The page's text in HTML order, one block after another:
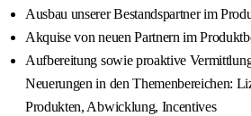
Ausbau unserer Bestandspartner im
Akquise von neuen Partnern im
Aufbereitung sowie proaktive
Neuerungen in den Themenbereichen:
Produkten, Abwicklung, Incentives